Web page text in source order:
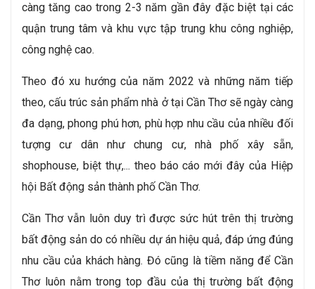
càng tăng cao trong 2-3 năm gần đây đặc biệt tại các
quận trung tâm và khu vực tập trung khu công nghiệp,
công nghệ cao.
Theo đó xu hướng của năm 2022 và những năm tiếp
theo, cấu trúc sản phẩm nhà ở tại Cần Thơ sẽ ngày càng
đa dạng, phong phú hơn, phù hợp nhu cầu của nhiều đối
tượng cư dân như chung cư, nhà phố xây sẵn,
shophouse, biệt thự,... theo báo cáo mới đây của Hiệp
hội Bất động sản thành phố Cần Thơ.
Cần Thơ vẫn luôn duy trì được sức hút trên thị trường
bất động sản do có nhiều dự án hiệu quả, đáp ứng đúng
nhu cầu của khách hàng. Đó cũng là tiềm năng để Cần
Thơ luôn nằm trong top đầu của thị trường bất động